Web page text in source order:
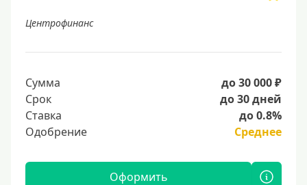
Центрофинанс
Сумма
до 30 000 ₽
Срок
до 30 дней
Ставка
до 0.8%
Одобрение
Среднее
Оформить